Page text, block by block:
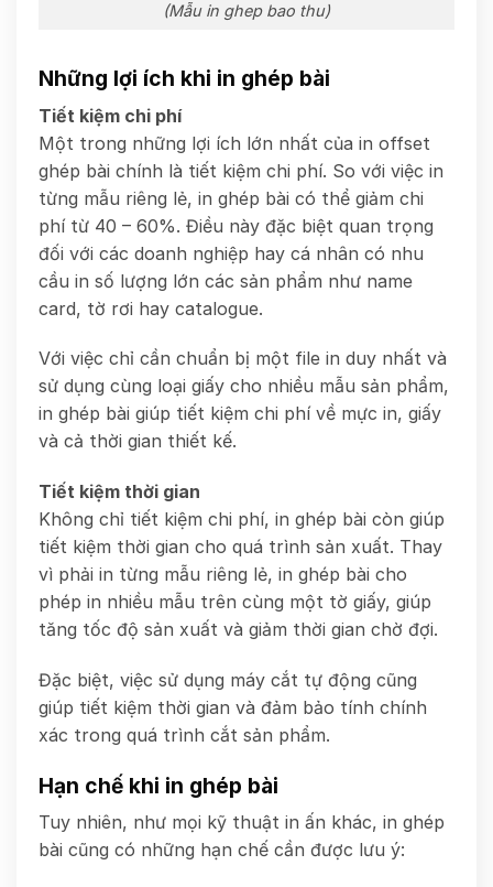
(Mẫu in ghep bao thu)
Những lợi ích khi in ghép bài
Tiết kiệm chi phí
Một trong những lợi ích lớn nhất của in offset
ghép bài chính là tiết kiệm chi phí. So với việc in
từng mẫu riêng lẻ, in ghép bài có thể giảm chi
phí từ 40 – 60%. Điều này đặc biệt quan trọng
đối với các doanh nghiệp hay cá nhân có nhu
cầu in số lượng lớn các sản phẩm như name
card, tờ rơi hay catalogue.
Với việc chỉ cần chuẩn bị một file in duy nhất và
sử dụng cùng loại giấy cho nhiều mẫu sản phẩm,
in ghép bài giúp tiết kiệm chi phí về mực in, giấy
và cả thời gian thiết kế.
Tiết kiệm thời gian
Không chỉ tiết kiệm chi phí, in ghép bài còn giúp
tiết kiệm thời gian cho quá trình sản xuất. Thay
vì phải in từng mẫu riêng lẻ, in ghép bài cho
phép in nhiều mẫu trên cùng một tờ giấy, giúp
tăng tốc độ sản xuất và giảm thời gian chờ đợi.
Đặc biệt, việc sử dụng máy cắt tự động cũng
giúp tiết kiệm thời gian và đảm bảo tính chính
xác trong quá trình cắt sản phẩm.
Hạn chế khi in ghép bài
Tuy nhiên, như mọi kỹ thuật in ấn khác, in ghép
bài cũng có những hạn chế cần được lưu ý: